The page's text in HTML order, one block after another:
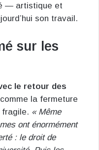
— artistique et
son travail.
sur les
le retour des
la fermeture
fragile. « Même
ont énormément
: le droit de